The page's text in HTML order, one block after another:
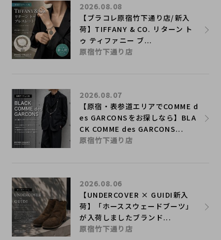
【ブラコレ原宿竹下通り店/新入
荷】TIFFANY & CO. リターン ト
ゥ ティファニー ブ...
2026.08.08
原宿竹下通り店
【原宿・表参道エリアでCOMME d
es GARCONSをお探しなら】BLA
CK COMME des GARCONS...
2026.08.07
原宿竹下通り店
【UNDERCOVER × GUIDI新入
荷】「ホーススウェードブーツ」
が入荷しましたブランド...
2026.08.06
原宿竹下通り店